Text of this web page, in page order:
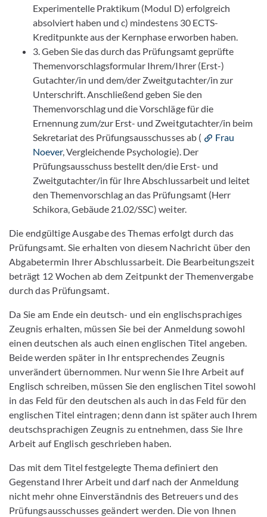
Experimentelle Praktikum (Modul D) erfolgreich
absolviert haben und c) mindestens 30 ECTS-
Kreditpunkte aus der Kernphase erworben haben.
3. Geben Sie das durch das Prüfungsamt geprüfte
Themenvorschlagsformular Ihrem/Ihrer (Erst-)
Gutachter/in und dem/der Zweitgutachter/in zur
Unterschrift. Anschließend geben Sie den
Themenvorschlag und die Vorschläge für die
Ernennung zum/zur Erst- und Zweitgutachter/in beim
Sekretariat des Prüfungsausschusses ab (
Frau
Noever, Vergleichende Psychologie). Der
Prüfungsausschuss bestellt den/die Erst- und
Zweitgutachter/in für Ihre Abschlussarbeit und leitet
den Themenvorschlag an das Prüfungsamt (Herr
Schikora, Gebäude 21.02/SSC) weiter.
Die endgültige Ausgabe des Themas erfolgt durch das
Prüfungsamt. Sie erhalten von diesem Nachricht über den
Abgabetermin Ihrer Abschlussarbeit. Die Bearbeitungszeit
beträgt 12 Wochen ab dem Zeitpunkt der Themenvergabe
durch das Prüfungsamt.
Da Sie am Ende ein deutsch- und ein englischsprachiges
Zeugnis erhalten, müssen Sie bei der Anmeldung sowohl
einen deutschen als auch einen englischen Titel angeben.
Beide werden später in Ihr entsprechendes Zeugnis
unverändert übernommen. Nur wenn Sie Ihre Arbeit auf
Englisch schreiben, müssen Sie den englischen Titel sowohl
in das Feld für den deutschen als auch in das Feld für den
englischen Titel eintragen; denn dann ist später auch Ihrem
deutschsprachigen Zeugnis zu entnehmen, dass Sie Ihre
Arbeit auf Englisch geschrieben haben.
Das mit dem Titel festgelegte Thema definiert den
Gegenstand Ihrer Arbeit und darf nach der Anmeldung
nicht mehr ohne Einverständnis des Betreuers und des
Prüfungsausschusses geändert werden. Die von Ihnen